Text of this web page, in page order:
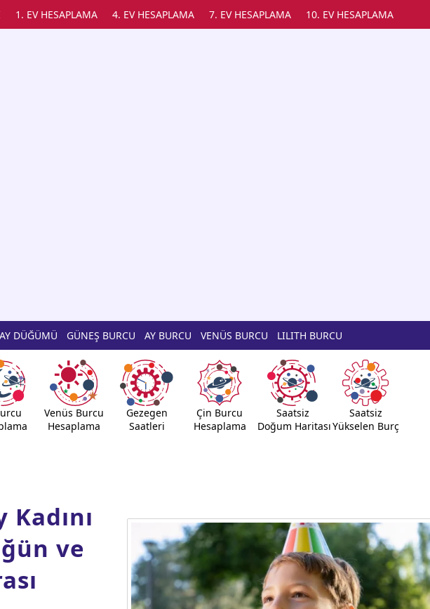
1. EV HESAPLAMA 4. EV HESAPLAMA 7. EV HESAPLAMA 10. EV HESAPLAMA
DÜĞÜMÜ GÜNEŞ BURCU AY BURCU VENÜS BURCU LILITH BURCU
Venüs Burcu
Hesaplama
Gezegen
Saatleri
Çin Burcu
Hesaplama
Saatsiz
Doğum Haritası
Saatsiz
Yükselen Burç
ve